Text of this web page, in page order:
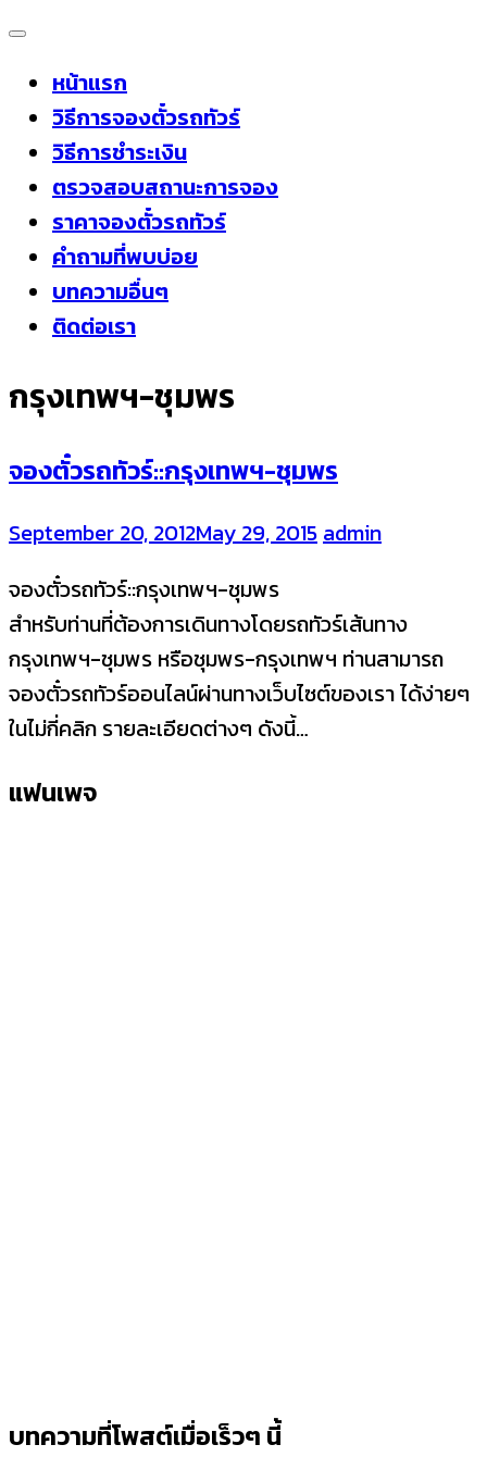
Skip
contentหน้าแรก
วิธีการจองตั๋วรถทัวร์
วิธีการชำระเงิน
ตรวจสอบสถานะการจอง
ราคาจองตั๋วรถทัวร์
คำถามที่พบบ่อย
บทความอื่นๆ
ติดต่อเรา
กรุงเทพฯ-ชุมพร
จองตั๋วรถทัวร์::กรุงเทพฯ-ชุมพร
September 20, 2012May 29, 2015admin
จองตั๋วรถทัวร์::กรุงเทพฯ-ชุมพร
สำหรับท่านที่ต้องการเดินทางโดยรถทัวร์เส้นทาง
กรุงเทพฯ-ชุมพร หรือชุมพร-กรุงเทพฯ ท่านสามารถ
จองตั๋วรถทัวร์ออนไลน์ผ่านทางเว็บไซต์ของเรา ได้ง่ายๆ
ในไม่กี่คลิก รายละเอียดต่างๆ ดังนี้…
แฟนเพจ
บทความที่โพสต์เมื่อเร็วๆ นี้